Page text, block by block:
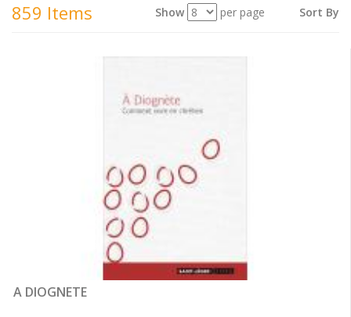
859 Items Show per page Sort By
A DIOGNETE